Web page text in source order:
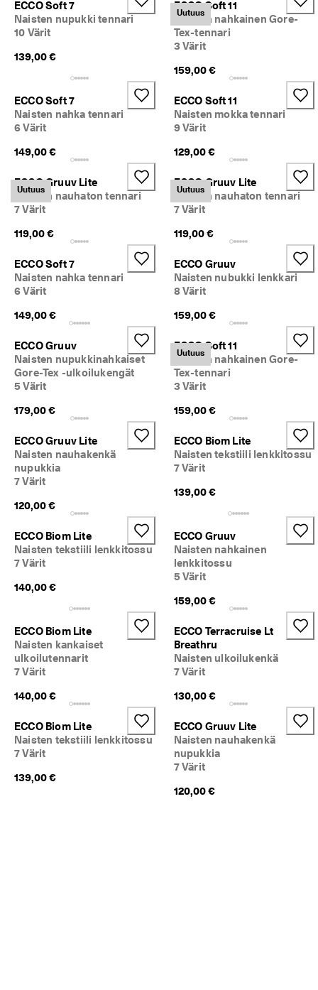
ECCO Soft 7
Naisten nupukki tennari
10 Värit
139,00 €
Uutuus
ECCO Soft 11
Naisten nahkainen Gore-
Tex-tennari
3 Värit
159,00 €
ECCO Soft 7
Naisten nahka tennari
6 Värit
149,00 €
ECCO Soft 11
Naisten mokka tennari
9 Värit
129,00 €
Uutuus
ECCO Gruuv Lite
Naisten nauhaton tennari
7 Värit
119,00 €
Uutuus
ECCO Gruuv Lite
Naisten nauhaton tennari
7 Värit
119,00 €
ECCO Soft 7
Naisten nahka tennari
6 Värit
149,00 €
ECCO Gruuv
Naisten nubukki lenkkari
8 Värit
159,00 €
ECCO Gruuv
Naisten nupukkinahkaiset
Gore-Tex -ulkoilukengät
5 Värit
179,00 €
Uutuus
ECCO Soft 11
Naisten nahkainen Gore-
Tex-tennari
3 Värit
159,00 €
ECCO Gruuv Lite
Naisten nauhakenkä
nupukkia
7 Värit
120,00 €
ECCO Biom Lite
Naisten tekstiili lenkkitossu
7 Värit
139,00 €
ECCO Biom Lite
Naisten tekstiili lenkkitossu
7 Värit
140,00 €
ECCO Gruuv
Naisten nahkainen
lenkkitossu
5 Värit
159,00 €
ECCO Biom Lite
Naisten kankaiset
ulkoilutennarit
7 Värit
140,00 €
ECCO Terracruise Lt
Breathru
Naisten ulkoilukenkä
7 Värit
130,00 €
ECCO Biom Lite
Naisten tekstiili lenkkitossu
7 Värit
139,00 €
ECCO Gruuv Lite
Naisten nauhakenkä
nupukkia
7 Värit
120,00 €